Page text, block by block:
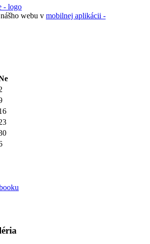
webu v mobilnej aplikácii -